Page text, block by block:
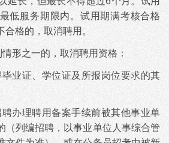
低服务期限内。试用期满考核合格
格的，取消聘用。
形之一的，取消聘用资格：
业证、学位证及所报岗位要求的其
办理聘用备案手续前被其他事业单
（列编招聘，以事业单位人事综合管